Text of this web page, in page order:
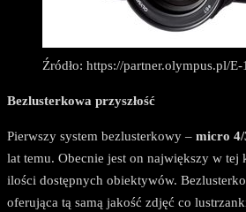
Źródło: https://partner.olympus.pl/
Bezlusterkowa przyszłość
Pierwszy system bezlusterkowy – micro 4/
lat temu. Obecnie jest on największy w tej
ilości dostępnych obiektywów.
oferująca tą samą jakość zdjęć co